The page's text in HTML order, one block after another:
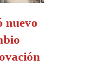
nuevo